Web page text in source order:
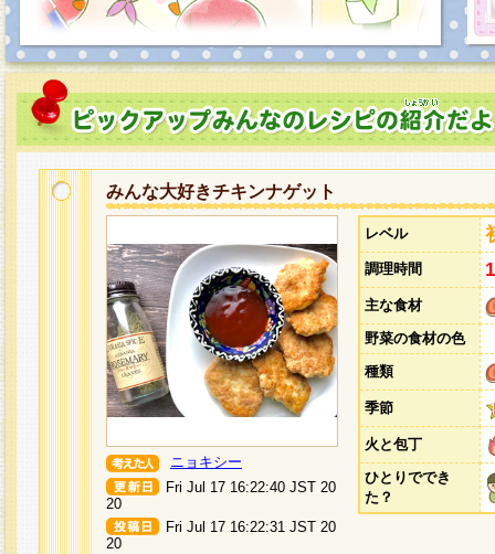
みんな大好きチキンナゲット
ニョキシー
Fri Jul 17 16:22:40 JST 20
20
Fri Jul 17 16:22:31 JST 20
20
レベル
調理時間
主な食材
野菜の食材の色
種類
季節
火と包丁
ひとりででき
た？